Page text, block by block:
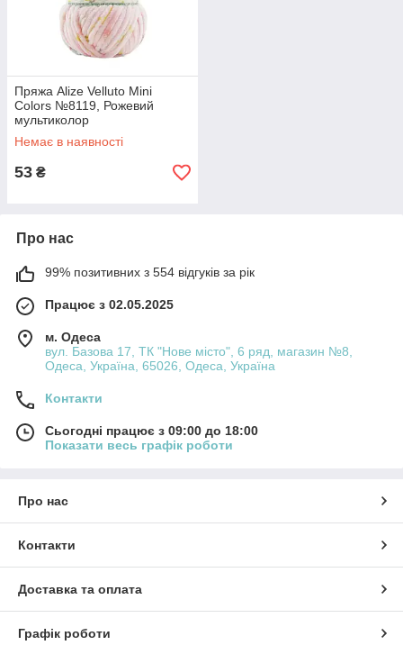
Пряжа Alize Velluto Mini
Colors №8119, Рожевий
мультиколор
Немає в наявності
53 ₴
Про нас
99% позитивних з 554 відгуків за рік
Працює з 02.05.2025
м. Одеса
вул. Базова 17, ТК "Нове місто", 6 ряд, магазин №8,
Одеса, Україна, 65026, Одеса, Україна
Контакти
Сьогодні працює з 09:00 до 18:00
Показати весь графік роботи
Про нас
Контакти
Доставка та оплата
Графік роботи